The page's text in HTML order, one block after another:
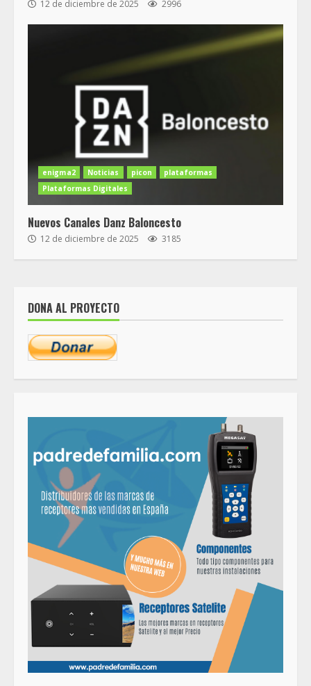
12 de diciembre de 2025 2996
enigma2 Noticias picon
plataformas
Plataformas Digitales
Nuevos Canales Danz Baloncesto
12 de diciembre de 2025 3185
DONA AL PROYECTO